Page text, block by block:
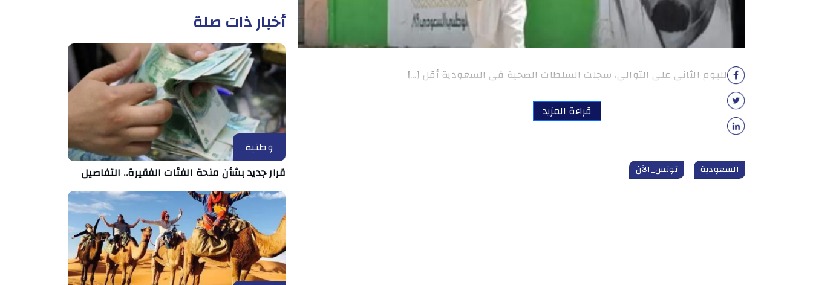
لليوم الثاني على التوالي، سجلت السلطات الصحية في السعودية أقل […]
قراءة المزيد
السعودية تونس_الآن
أخبار ذات صلة
وطنية
قرار جديد بشأن منحة الفئات الفقيرة.. التفاصيل